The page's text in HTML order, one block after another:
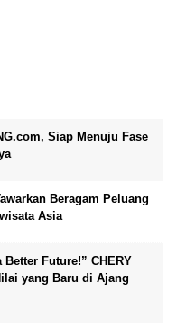
Siap Menuju Fase
Beragam Peluang
Asia
Future!” CHERY
yang Baru di Ajang